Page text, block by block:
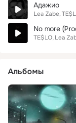
Адажио
Lea Zabe
No more
TE$LO Lea
Альбомы